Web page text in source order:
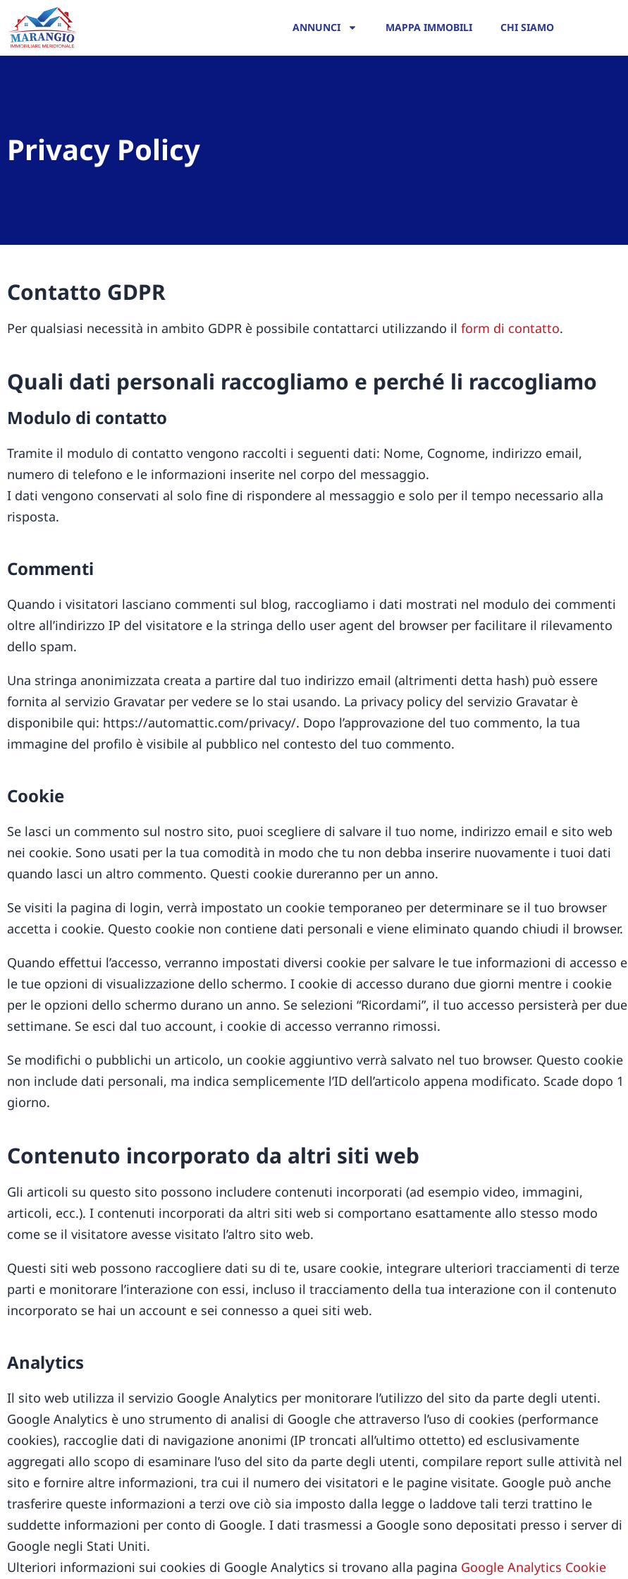
ANNUNCI MAPPA IMMOBILI CHI SIAMO
Privacy Policy
Contatto GDPR
Per qualsiasi necessità in ambito GDPR è possibile contattarci utilizzando il form di contatto.
Quali dati personali raccogliamo e perché li raccogliamo
Modulo di contatto
Tramite il modulo di contatto vengono raccolti i seguenti dati: Nome, Cognome, indirizzo email,
numero di telefono e le informazioni inserite nel corpo del messaggio.
I dati vengono conservati al solo fine di rispondere al messaggio e solo per il tempo necessario alla
risposta.
Commenti
Quando i visitatori lasciano commenti sul blog, raccogliamo i dati mostrati nel modulo dei commenti
oltre all’indirizzo IP del visitatore e la stringa dello user agent del browser per facilitare il rilevamento
dello spam.
Una stringa anonimizzata creata a partire dal tuo indirizzo email (altrimenti detta hash) può essere
fornita al servizio Gravatar per vedere se lo stai usando. La privacy policy del servizio Gravatar è
disponibile qui: https://automattic.com/privacy/. Dopo l’approvazione del tuo commento, la tua
immagine del profilo è visibile al pubblico nel contesto del tuo commento.
Cookie
Se lasci un commento sul nostro sito, puoi scegliere di salvare il tuo nome, indirizzo email e sito web
nei cookie. Sono usati per la tua comodità in modo che tu non debba inserire nuovamente i tuoi dati
quando lasci un altro commento. Questi cookie dureranno per un anno.
Se visiti la pagina di login, verrà impostato un cookie temporaneo per determinare se il tuo browser
accetta i cookie. Questo cookie non contiene dati personali e viene eliminato quando chiudi il browser.
Quando effettui l’accesso, verranno impostati diversi cookie per salvare le tue informazioni di accesso e
le tue opzioni di visualizzazione dello schermo. I cookie di accesso durano due giorni mentre i cookie
per le opzioni dello schermo durano un anno. Se selezioni “Ricordami”, il tuo accesso persisterà per due
settimane. Se esci dal tuo account, i cookie di accesso verranno rimossi.
Se modifichi o pubblichi un articolo, un cookie aggiuntivo verrà salvato nel tuo browser. Questo cookie
non include dati personali, ma indica semplicemente l’ID dell’articolo appena modificato. Scade dopo 1
giorno.
Contenuto incorporato da altri siti web
Gli articoli su questo sito possono includere contenuti incorporati (ad esempio video, immagini,
articoli, ecc.). I contenuti incorporati da altri siti web si comportano esattamente allo stesso modo
come se il visitatore avesse visitato l’altro sito web.
Questi siti web possono raccogliere dati su di te, usare cookie, integrare ulteriori tracciamenti di terze
parti e monitorare l’interazione con essi, incluso il tracciamento della tua interazione con il contenuto
incorporato se hai un account e sei connesso a quei siti web.
Analytics
Il sito web utilizza il servizio Google Analytics per monitorare l’utilizzo del sito da parte degli utenti.
Google Analytics è uno strumento di analisi di Google che attraverso l’uso di cookies (performance
cookies), raccoglie dati di navigazione anonimi (IP troncati all’ultimo ottetto) ed esclusivamente
aggregati allo scopo di esaminare l’uso del sito da parte degli utenti, compilare report sulle attività nel
sito e fornire altre informazioni, tra cui il numero dei visitatori e le pagine visitate. Google può anche
trasferire queste informazioni a terzi ove ciò sia imposto dalla legge o laddove tali terzi trattino le
suddette informazioni per conto di Google. I dati trasmessi a Google sono depositati presso i server di
Google negli Stati Uniti.
Ulteriori informazioni sui cookies di Google Analytics si trovano alla pagina Google Analytics Cookie